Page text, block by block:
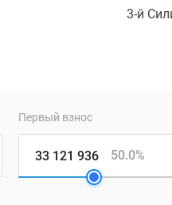
3-й
Первый взнос
50.0%